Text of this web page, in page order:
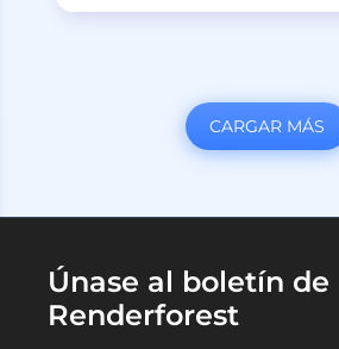
CARGAR MÁS
Únase al boletín de
Renderforest